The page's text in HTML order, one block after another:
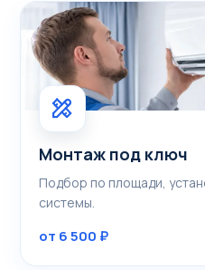
Монтаж под ключ
Подбор по площади,
системы.
от 6 500 ₽